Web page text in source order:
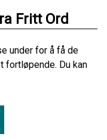
Fritt Ord
under for å få de
fortløpende. Du kan